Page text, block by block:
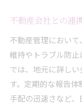
不動産会社との連
不動産管理におい
維持やトラブル防
では、地元に詳し
す。定期的な報告
手配の迅速さなど